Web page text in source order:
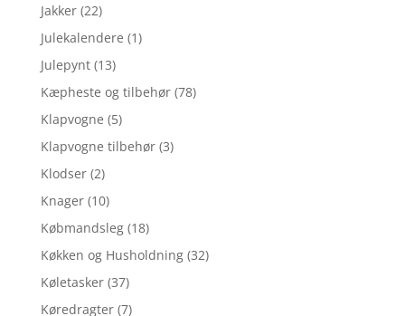
Jakker (22)
Julekalendere (1)
Julepynt (13)
Kæpheste og tilbehør (78)
Klapvogne (5)
Klapvogne tilbehør (3)
Klodser (2)
Knager (10)
Købmandsleg (18)
Køkken og Husholdning (32)
Køletasker (37)
Køredragter (7)